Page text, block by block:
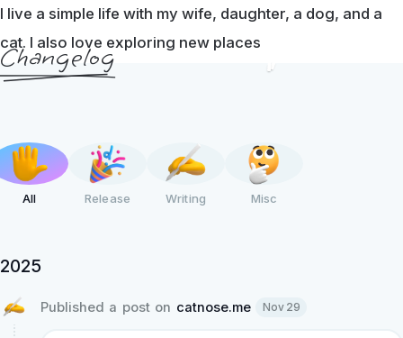
I live a simple life with my wife, daughter, a dog, and a
cat. I also love exploring new places
Changelog
All Release Writing Misc
2025
Published a post on catnose.me Nov 29